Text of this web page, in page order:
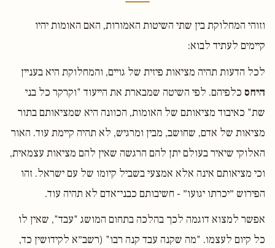
וזוהי המחלוקת בין שתי השיטות האמורות, האם האומות יהיו
קיימים לעתיד לבוא:
לכל הדעות תהיה מציאות פיזית של גויים, והמחלוקת היא בעניין
היחס כלפיהם. לפי השיטה שמבארת את הייעוד "וקרקר כל בני
שת" כאיבוד מציאותם של האומות, הכוונה היא שמציאותם בתור
מציאות של אדם, שחושב, מבין ומרגיש, לא תהיה קיימת עוד. האור
האלוקי שיאיר בעולם יתן להם הרגשה שאין להם מציאות עצמאית,
וכי מציאותם אינה אלא אמצעי בשביל קיומו של עם ישראל. זהו
הפירוש ״יכרתו יגועו״ - חשיבותם כבני־אדם לא תהיה עוד.
אפשר למצוא דוגמה לכך בהלכה בתחום המושג "עבד", שאין לו
כל קיום לעצמו. "מה שקנה עבד קנה רבו" (רשב״א לקידושין כד,